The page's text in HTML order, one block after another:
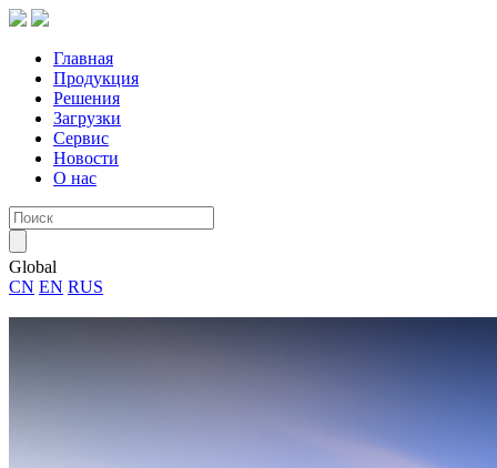
Главная
Продукция
Решения
Загрузки
Сервис
Новости
О нас
Global
CN EN RUS